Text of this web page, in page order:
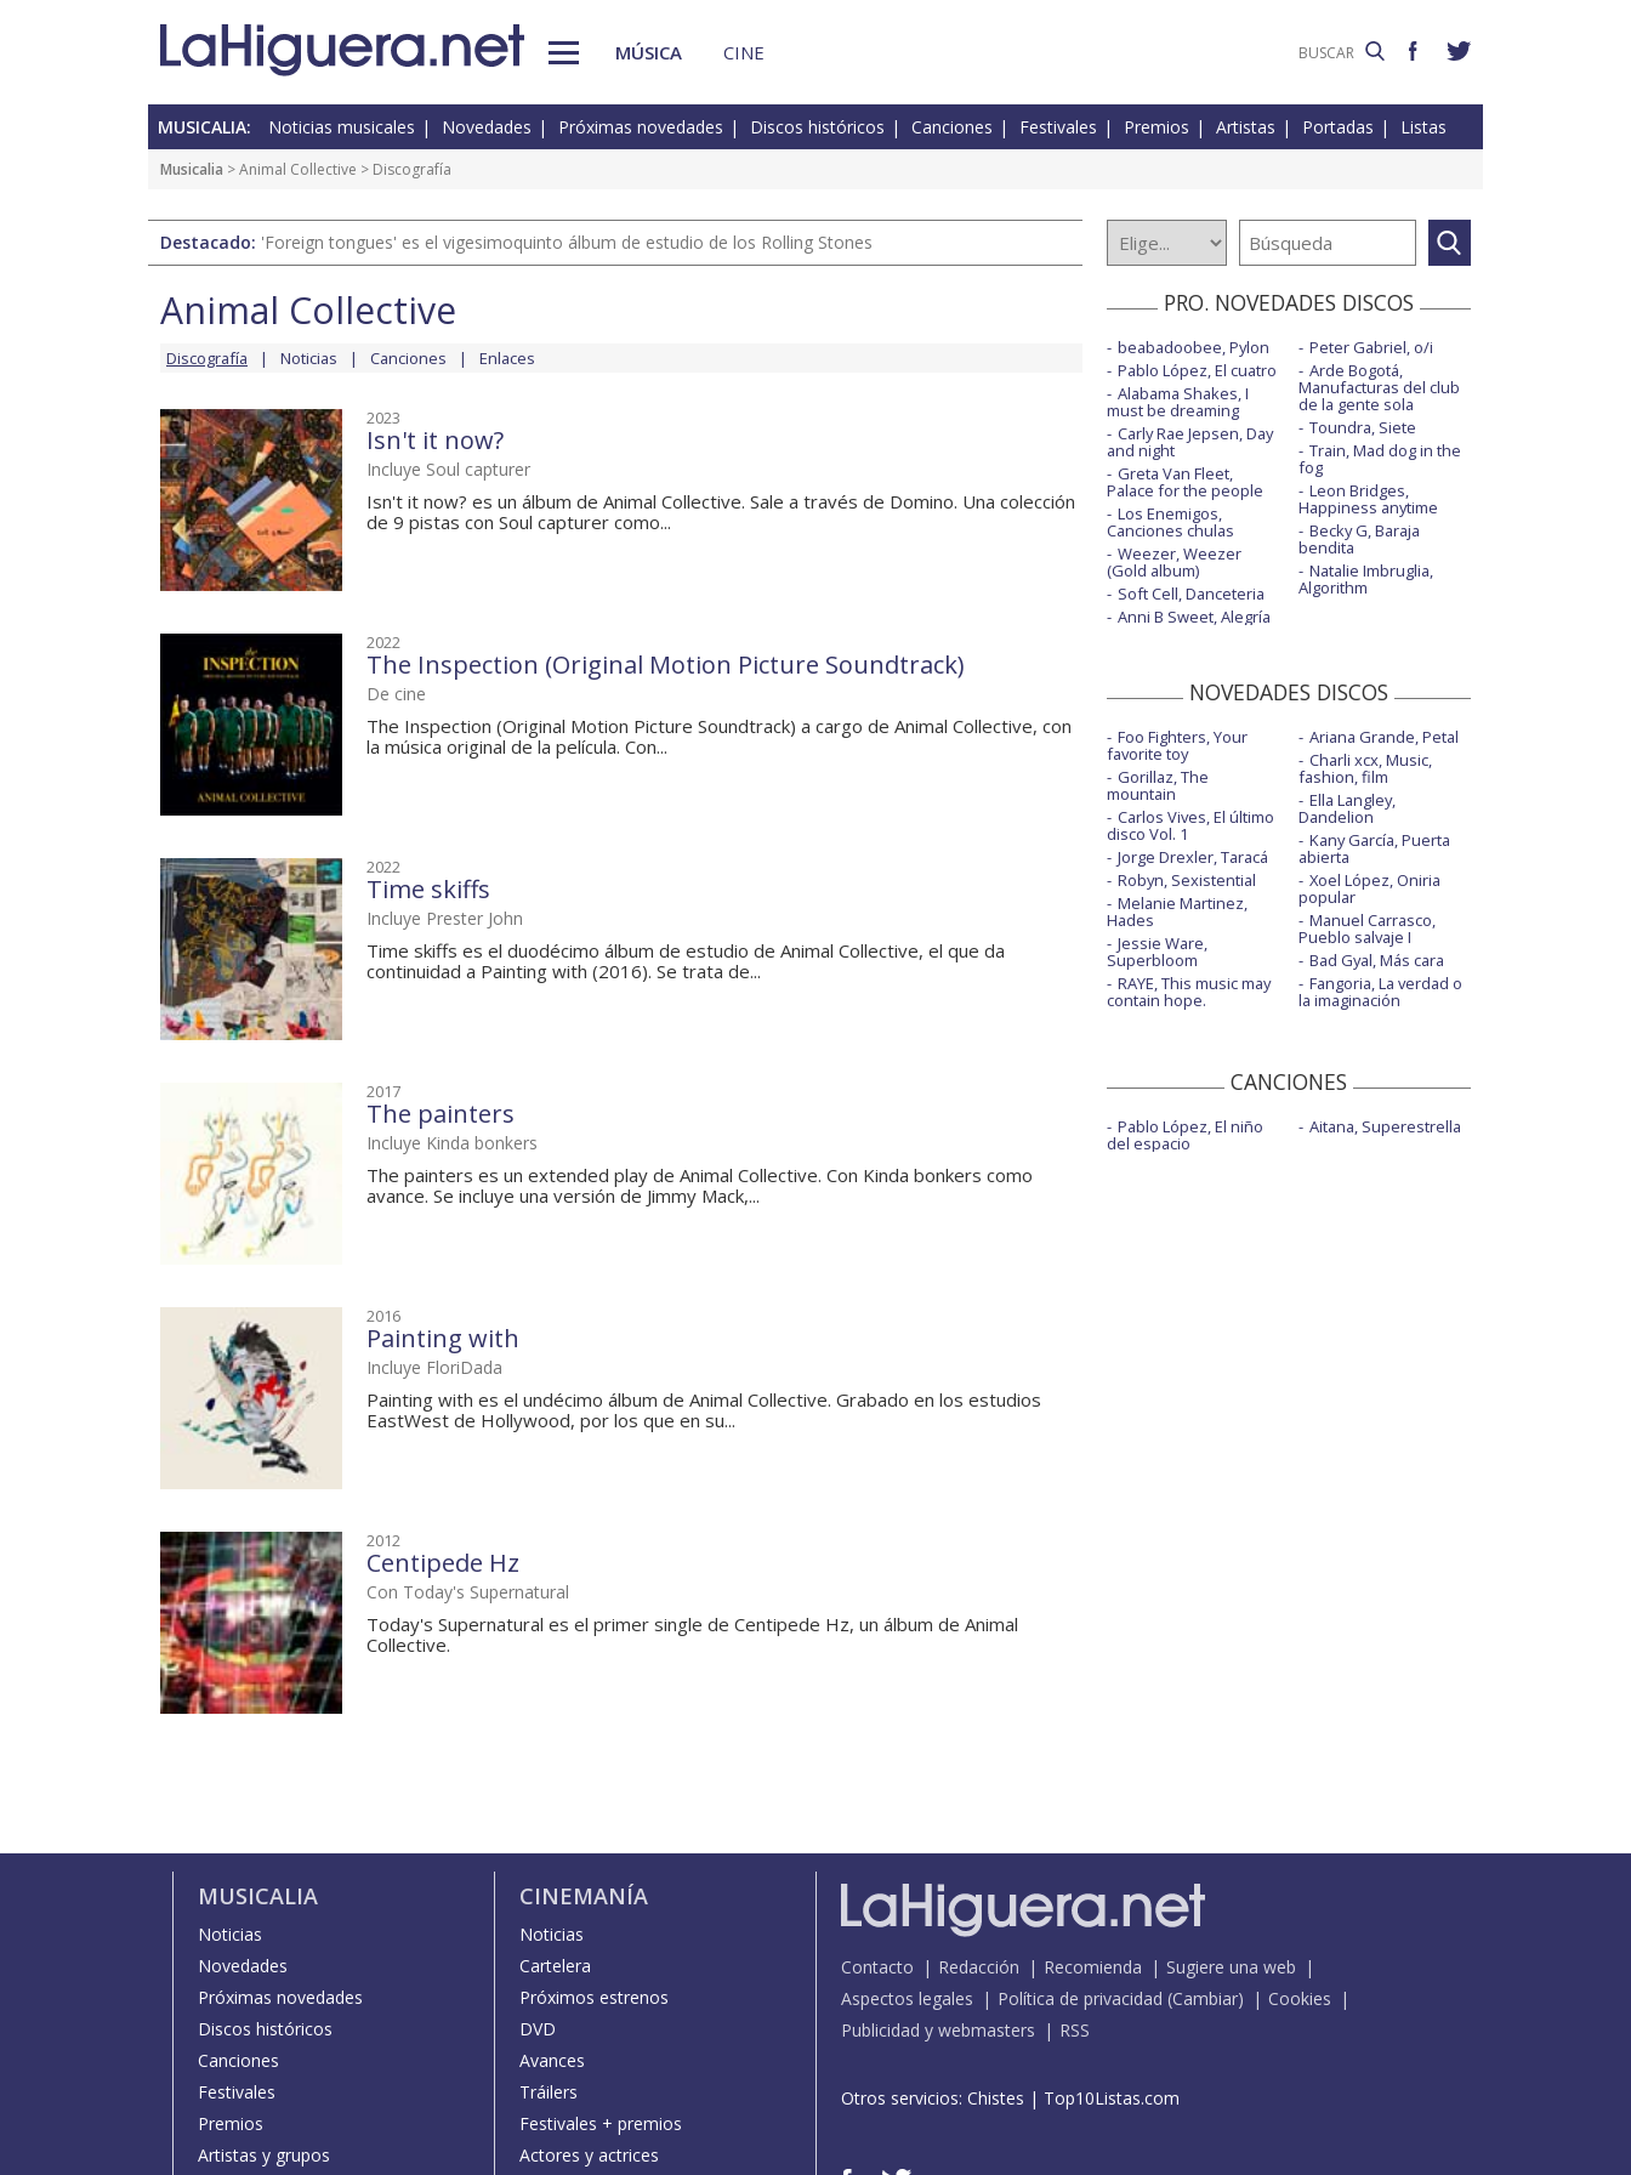
MÚSICA CINE
MUSICALIA: Noticias musicales Novedades Próximas novedades Discos históricos Canciones Festivales Premios Artistas Portadas Listas
Musicalia >Animal Collective > Discografía
Destacado: 'Foreign tongues' es el vigesimoquinto álbum de estudio de los Rolling Stones
Animal Collective
Discografía Noticias Canciones Enlaces
2023
Isn't it now?
Incluye Soul capturer
Isn't it now? es un álbum de Animal Collective. Sale a través de Domino. Una colección
de 9 pistas con Soul capturer como...
2022
The Inspection (Original Motion Picture Soundtrack)
De cine
The Inspection (Original Motion Picture Soundtrack) a cargo de Animal Collective, con
la música original de la película. Con...
2022
Time skiffs
Incluye Prester John
Time skiffs es el duodécimo álbum de estudio de Animal Collective, el que da
continuidad a Painting with (2016). Se trata de...
2017
The painters
Incluye Kinda bonkers
The painters es un extended play de Animal Collective. Con Kinda bonkers como
avance. Se incluye una versión de Jimmy Mack,...
2016
Painting with
Incluye FloriDada
Painting with es el undécimo álbum de Animal Collective. Grabado en los estudios
EastWest de Hollywood, por los que en su...
2012
Centipede Hz
Con Today's Supernatural
Today's Supernatural es el primer single de Centipede Hz, un álbum de Animal
Collective.
PRO. NOVEDADES DISCOS
beabadoobee, Pylon
Pablo López, El cuatro
Alabama Shakes, I
must be dreaming
Carly Rae Jepsen, Day
and night
Greta Van Fleet,
Palace for the people
Los Enemigos,
Canciones chulas
Weezer, Weezer
(Gold album)
Soft Cell, Danceteria
Anni B Sweet, Alegría
Peter Gabriel, o/i
Arde Bogotá,
Manufacturas del club
de la gente sola
Toundra, Siete
Train, Mad dog in the
fog
Leon Bridges,
Happiness anytime
Becky G, Baraja
bendita
Natalie Imbruglia,
Algorithm
NOVEDADES DISCOS
Foo Fighters, Your
favorite toy
Gorillaz, The
mountain
Carlos Vives, El último
disco Vol. 1
Jorge Drexler, Taracá
Robyn, Sexistential
Melanie Martinez,
Hades
Jessie Ware,
Superbloom
RAYE, This music may
contain hope.
Ariana Grande, Petal
Charli xcx, Music,
fashion, film
Ella Langley,
Dandelion
Kany García, Puerta
abierta
Xoel López, Oniria
popular
Manuel Carrasco,
Pueblo salvaje I
Bad Gyal, Más cara
Fangoria, La verdad o
la imaginación
CANCIONES
Pablo López, El niño
del espacio
Aitana, Superestrella
MUSICALIA
Noticias
Novedades
Próximas novedades
Discos históricos
Canciones
Festivales
Premios
Artistas y grupos
CINEMANÍA
Noticias
Cartelera
Próximos estrenos
DVD
Avances
Tráilers
Festivales + premios
Actores y actrices
Contacto Redacción Recomienda
Sugiere una web
Aspectos legales
Política de privacidad (Cambiar)
Cookies
Publicidad y webmasters
RSS
Otros servicios: Chistes | Top10Listas.com